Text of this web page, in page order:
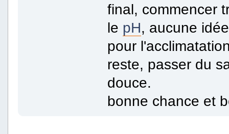
final, commencer
le pH, aucune
pour
reste, passer du
douce.
bonne chance et